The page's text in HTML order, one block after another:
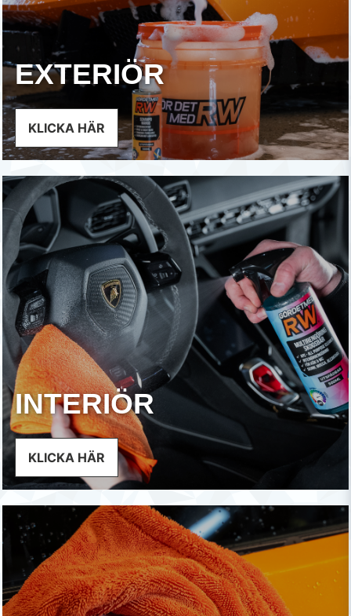
EXTERIÖR
KLICKA HÄR
INTERIÖR
KLICKA HÄR